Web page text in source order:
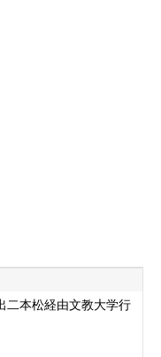
二本松経由文教大学行